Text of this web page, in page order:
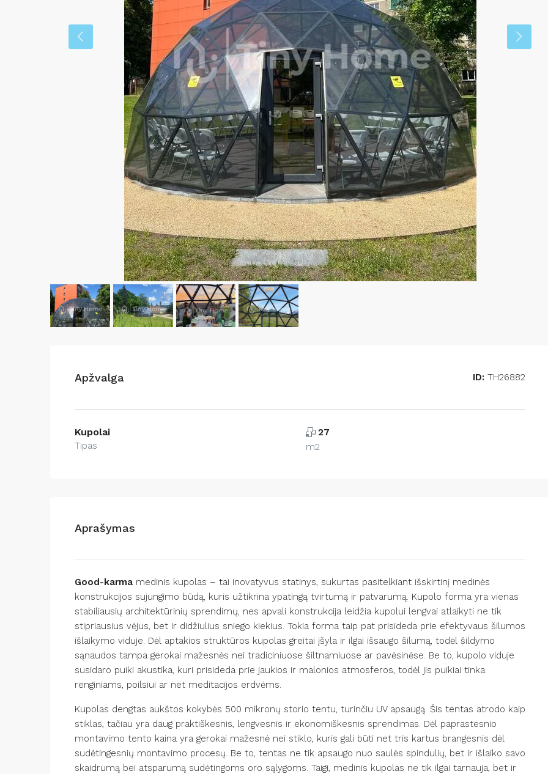
Apžvalga ID: TH26882
Kupolai
Tipas
27
m2
Aprašymas
Good-karma medinis kupolas – tai inovatyvus statinys, sukurtas pasitelkiant išskirtinį medinės
konstrukcijos sujungimo būdą, kuris užtikrina ypatingą tvirtumą ir patvarumą. Kupolo forma yra vienas
stabiliausių architektūrinių sprendimų, nes apvali konstrukcija leidžia kupolui lengvai atlaikyti ne tik
stipriausius vėjus, bet ir didžiulius sniego kiekius. Tokia forma taip pat prisideda prie efektyvaus šilumos
išlaikymo viduje. Dėl aptakios struktūros kupolas greitai įšyla ir ilgai išsaugo šilumą, todėl šildymo
sąnaudos tampa gerokai mažesnės nei tradiciniuose šiltnamiuose ar pavėsinėse. Be to, kupolo viduje
susidaro puiki akustika, kuri prisideda prie jaukios ir malonios atmosferos, todėl jis puikiai tinka
renginiams, poilsiui ar net meditacijos erdvėms.
Kupolas dengtas aukštos kokybės 500 mikronų storio tentu, turinčiu UV apsaugą. Šis tentas atrodo kaip
stiklas, tačiau yra daug praktiškesnis, lengvesnis ir ekonomiškesnis sprendimas. Dėl paprastesnio
montavimo tento kaina yra gerokai mažesnė nei stiklo, kuris gali būti net tris kartus brangesnis dėl
sudėtingesnių montavimo procesų. Be to, tentas ne tik apsaugo nuo saulės spindulių, bet ir išlaiko savo
skaidrumą bei atsparumą sudėtingoms oro sąlygoms. Taigi, medinis kupolas ne tik ilgai tarnauja, bet ir